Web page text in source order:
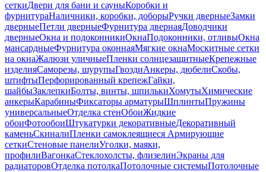
сеткиДвери для бани и сауныКоробки и
фурнитураНаличники, коробки, доборыРучки дверныеЗамки
дверныеПетли дверныеФурнитура двернаяДоводчики
дверныеОкна и подоконникиОкнаПодоконники, отливыОкна
мансардныеФурнитура оконнаяМягкие окнаМоскитные сетки
на окнаЖалюзи уличныеПленки солнцезащитныеКрепежные
изделияСаморезы, шурупыГвоздиАнкеры, дюбелиСкобы,
штифтыПерфорированный крепежГайки,
шайбыЗаклепкиБолты, винты, шпилькиХомутыХимические
анкерыКарабиныФиксаторы арматурыШплинтыПружины
универсальныеОтделка стенОбоиЖидкие
обоиФотообоиШтукатурки декоративныеДекоративный
каменьСкиналиПленки самоклеящиеся Армирующие
сеткиСтеновые панелиУголки, маяки,
профилиВагонкаСтеклохолсты, флизелинЭкраны для
радиаторовОтделка потолкаПотолочные системыПотолочные